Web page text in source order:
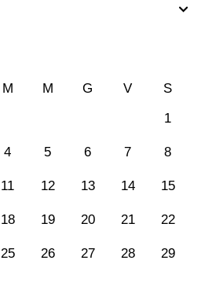
M M G V
S
1
4 5 6 7 8
11 12 13 14 15
18 19 20 21 22
25 26 27 28 29